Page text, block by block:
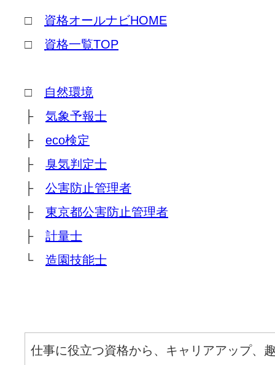
□ 資格オールナビHOME
□ 資格一覧TOP
□ 自然環境
├ 気象予報士
├ eco検定
├ 臭気判定士
├ 公害防止管理者
├ 東京都公害防止管理者
├ 計量士
└ 造園技能士
仕事に役立つ資格から、キャリアアップ、